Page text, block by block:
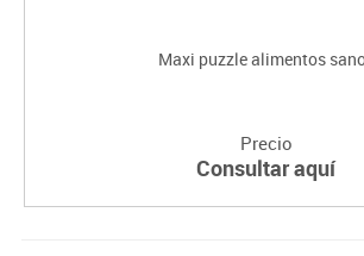
Maxi puzzle alimentos
Precio
Consultar aquí